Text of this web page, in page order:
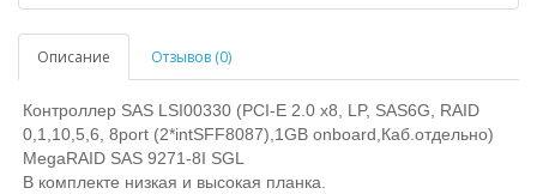
Описание Отзывов (0)
Контроллер SAS LSI00330 (PCI-E 2.0 x8, LP, SAS6G, RAID
0,1,10,5,6, 8port (2*intSFF8087),1GB onboard,Каб.отдельно)
MegaRAID SAS 9271-8I SGL
В комплекте низкая и высокая планка.